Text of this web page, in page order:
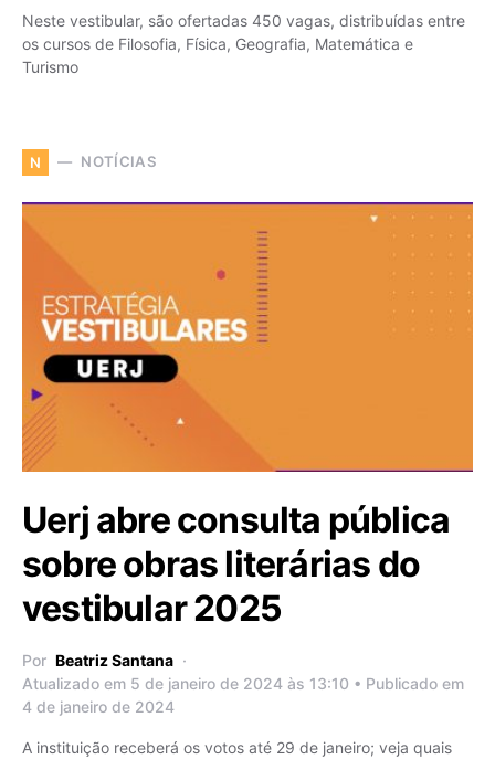
Neste vestibular, são ofertadas 450 vagas, distribuídas entre
os cursos de Filosofia, Física, Geografia, Matemática e
Turismo
N NOTÍCIAS
Uerj abre consulta pública
sobre obras literárias do
vestibular 2025
Por Beatriz Santana
Atualizado em 5 de janeiro de 2024 às 13:10 • Publicado em
4 de janeiro de 2024
A instituição receberá os votos até 29 de janeiro; veja quais